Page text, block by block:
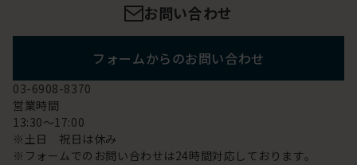
お問い合わせ
フォームからのお問い合わせ
03-6908-8370
営業時間
13:30～17:00
※土日 祝日は休み
※フォームでのお問い合わせは24時間対応しております。